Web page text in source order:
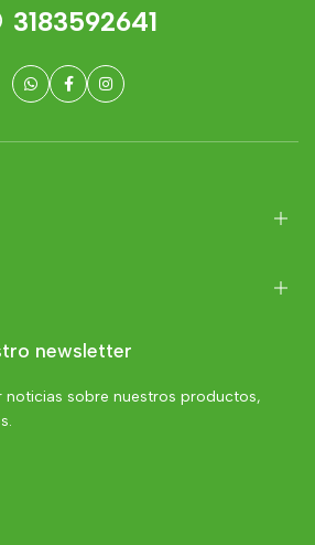
3183592641
newsletter
noticias sobre nuestros productos,